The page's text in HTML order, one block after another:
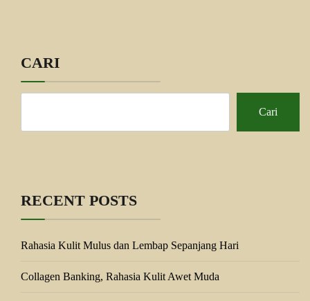
CARI
Cari
RECENT POSTS
Rahasia Kulit Mulus dan Lembap Sepanjang Hari
Collagen Banking, Rahasia Kulit Awet Muda